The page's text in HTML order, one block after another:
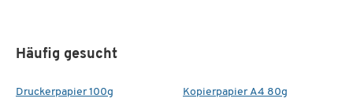
Häufig gesucht
Druckerpapier 100g
Kopierpapier A4 80g